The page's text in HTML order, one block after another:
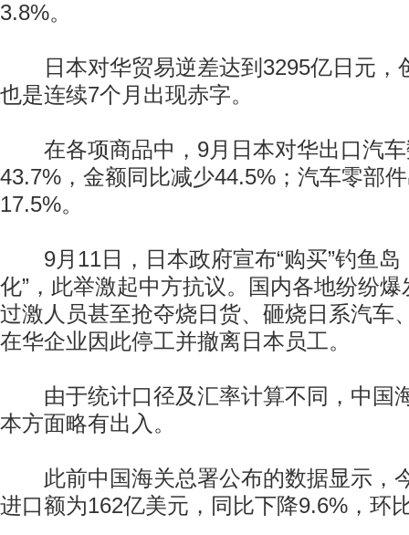
3.8%。
日本对华贸易逆差达到3295亿日元，
也是连续7个月出现赤字。
在各项商品中，9月日本对华出口汽车
43.7%，金额同比减少44.5%；汽车零部
17.5%。
9月11日，日本政府宣布“购买”钓鱼岛
化”，此举激起中方抗议。国内各地纷纷
过激人员甚至抢夺烧日货、砸烧日系汽车
在华企业因此停工并撤离日本员工。
由于统计口径及汇率计算不同，中国
本方面略有出入。
此前中国海关总署公布的数据显示，
进口额为162亿美元，同比下降9.6%，环